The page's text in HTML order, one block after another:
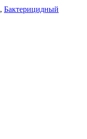
, Бактерицидный